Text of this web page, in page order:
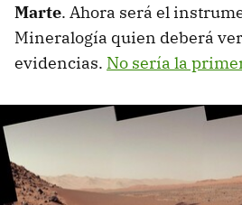
Marte. Ahora será el
Mineralogía quien deberá
evidencias. No sería la